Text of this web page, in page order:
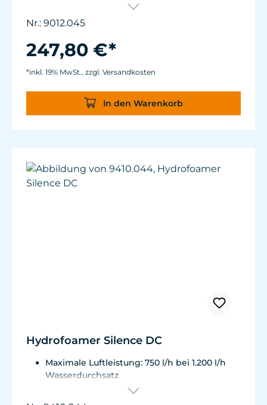
aufrüsten, sodass er die wesentlichen
Funktionen des neueren Modells 9012.005
Abschäumer mit WiFi-Steuerung und einer
Nr.: 9012.045
247,80 €*
*inkl. 19% MwSt., zzgl. Versandkosten
In den Warenkorb
Hydrofoamer Silence DC
Maximale Luftleistung: 750 l/h bei 1.200 l/h
Wasserdurchsatz
Energieverbrauch: max.16 W